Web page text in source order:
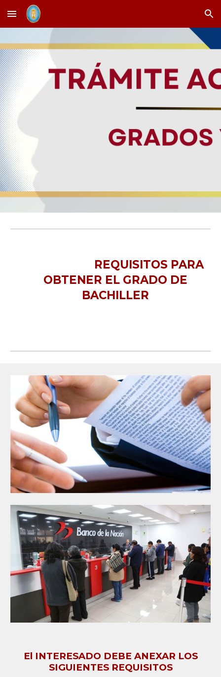
Skip to main content Skip to navigation
REQUISITOS PARA
OBTENER EL GRADO DE
BACHILLER
El INTERESADO DEBE ANEXAR LOS
SIGUIENTES REQUISITOS